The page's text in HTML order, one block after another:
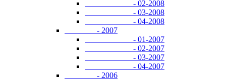
- 02-2008
- 03-2008
- 04-2008
- 2007
- 01-2007
- 02-2007
- 03-2007
- 04-2007
- 2006